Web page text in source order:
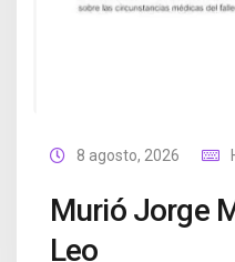
8 agosto, 2026
Murió Jorge
Leo